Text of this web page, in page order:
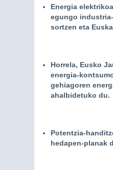
Energia
egungo
sortzen eta
Horrela, Eusko
energia-
gehiagoren
ahalbidetuko du.
Potentzia-
hedapen-planak